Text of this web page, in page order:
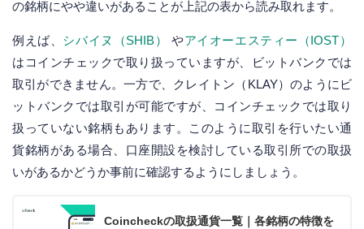
の銘柄にやや違いがあることが上記の表から読み取れます。
例えば、 シバイヌ（SHIB） やアイオーエスティー（IOST）
はコインチェックで取り扱っていますが、ビットバンクでは
取引ができません。一方で、クレイトン（KLAY）のようにビ
ットバンクでは取引が可能ですが、コインチェックでは取り
扱っていない銘柄もあります。このように取引を行いたい通
貨銘柄がある場合、口座開設を検討している取引所での取扱
いがあるかどうか事前に確認するようにしましょう。
Coincheckの取扱通貨一覧｜各銘柄の特徴を